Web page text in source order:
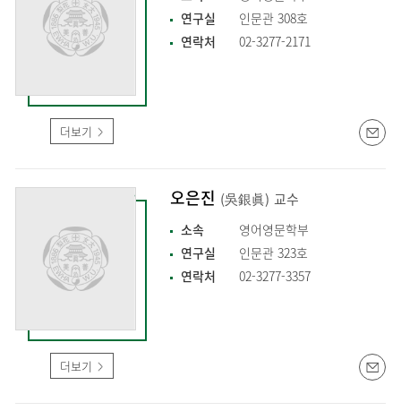
더보기
연구실
인문관 308호
연락처
02-3277-2171
더보기
오은진 (吳銀眞) 교수
소속
영어영문학부
연구실
인문관 323호
연락처
02-3277-3357